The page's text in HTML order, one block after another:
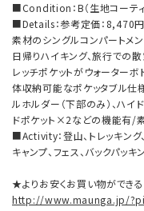
■Condition：B（生地コーテ
■Details：参考定価：8,470円
素材のシングルコンパートメ
日帰りハイキング、旅行での
レッチポケットがウォーター
体収納可能なポケッタブル仕
ルホルダー（下部のみ）、ハイ
ドポケット×2などの機能有/素
■Activity：登山、トレッキング
キャンプ、フェス、バックパッ
★よりお安くお買い物ができ
http://www.maunga.jp/